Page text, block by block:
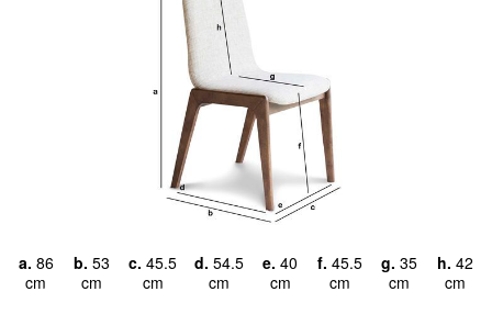
a. 86
cm
b. 53
cm
c. 45.5
cm
d. 54.5
cm
e. 40
cm
f. 45.5
cm
g. 35
cm
h. 42
cm